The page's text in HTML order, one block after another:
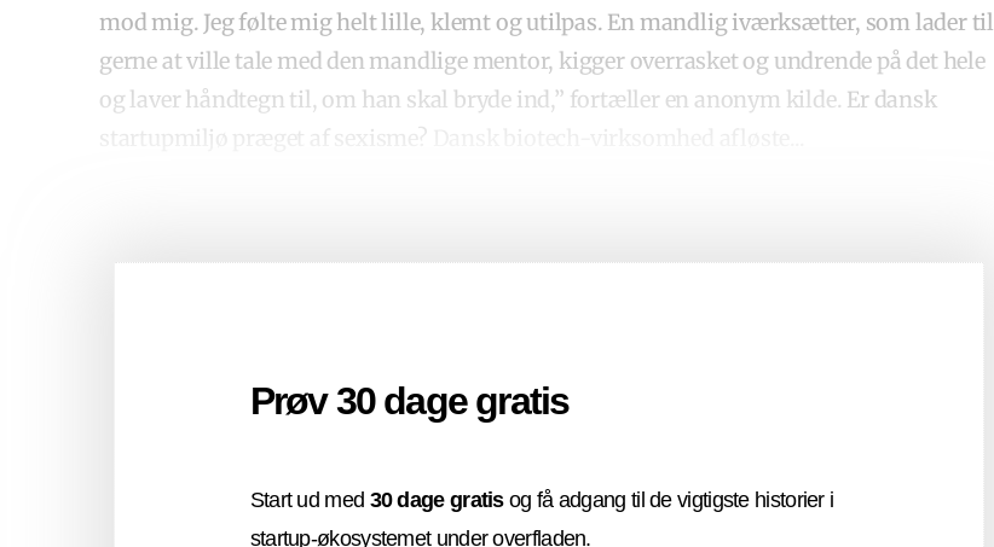
mod mig. Jeg følte mig helt lille, klemt og utilpas. En mandlig iværksætter, som lader til
gerne at ville tale med den mandlige mentor, kigger overrasket og undrende på det hele
og laver håndtegn til, om han skal bryde ind,” fortæller en anonym kilde. Er dansk
startupmiljø præget af sexisme?
Prøv 30 dage gratis
Start ud med 30 dage gratisog få adgang til de vigtigste historier i
startup-økosystemet under overfladen.